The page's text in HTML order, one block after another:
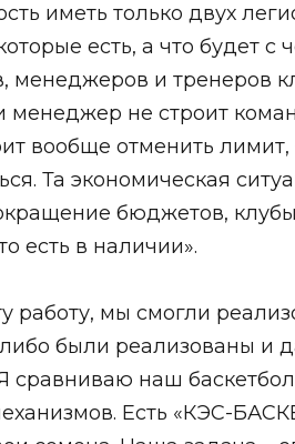
иметь только двух
есть, а что будет
и тренеров
не строит
вообще отменить
Та экономическая
бюджетов,
есть в наличии».
работу, мы смогли
были реализованы и
сравниваю наш
Есть «КЭС-